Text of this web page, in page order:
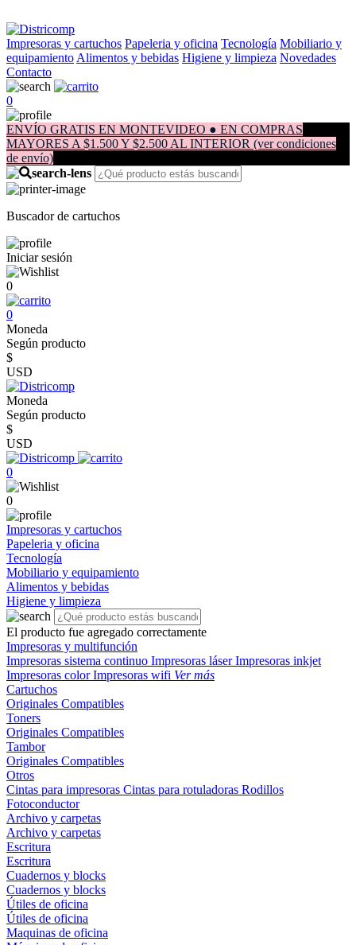
Impresoras y cartuchos Papeleria y oficina Tecnología Mobiliario y
equipamiento Alimentos y bebidas Higiene y limpieza Novedades
Contacto
0
ENVÍO GRATIS EN MONTEVIDEO ● EN COMPRAS
MAYORES A $1.500 Y $2.500 AL INTERIOR (ver condiciones
de envío)
Buscador de cartuchos
Iniciar sesión
0
0
Moneda
Según producto
$
USD
Moneda
Según producto
$
USD
0
0
Impresoras y cartuchos
Papeleria y oficina
Tecnología
Mobiliario y equipamiento
Alimentos y bebidas
Higiene y limpieza
El producto fue agregado correctamente
Impresoras y multifunción
Impresoras sistema continuo Impresoras láserImpresoras inkjet
Impresoras colorImpresoras wifi Ver más
Cartuchos
Originales Compatibles
Toners
Originales Compatibles
Tambor
Originales Compatibles
Otros
Cintas para impresoras Cintas para rotuladoras Rodillos
Fotoconductor
Archivo y carpetas
Archivo y carpetas
Escritura
Escritura
Cuadernos y blocks
Cuadernos y blocks
Útiles de oficina
Útiles de oficina
Maquinas de oficina